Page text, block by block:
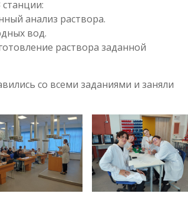
станции:
анализ раствора.
вод.
раствора заданной
со всеми заданиями и заняли